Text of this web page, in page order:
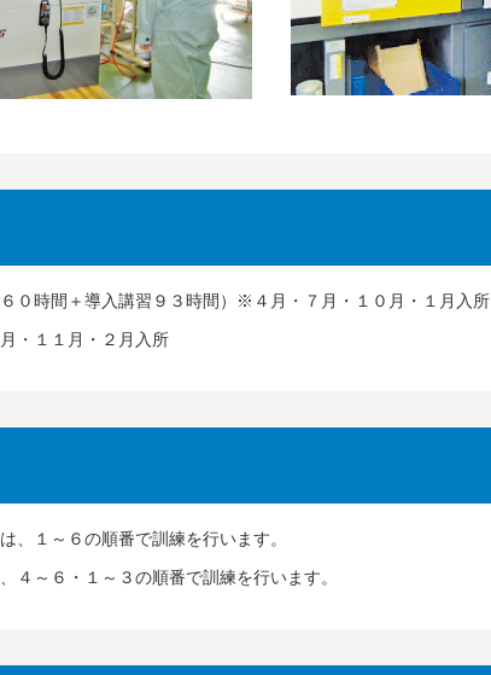
０時間＋導入講習９３時間）※４月・７月・１０月・１月入所
・１１月・２月入所
、１～６の順番で訓練を行います。
４～６・１～３の順番で訓練を行います。